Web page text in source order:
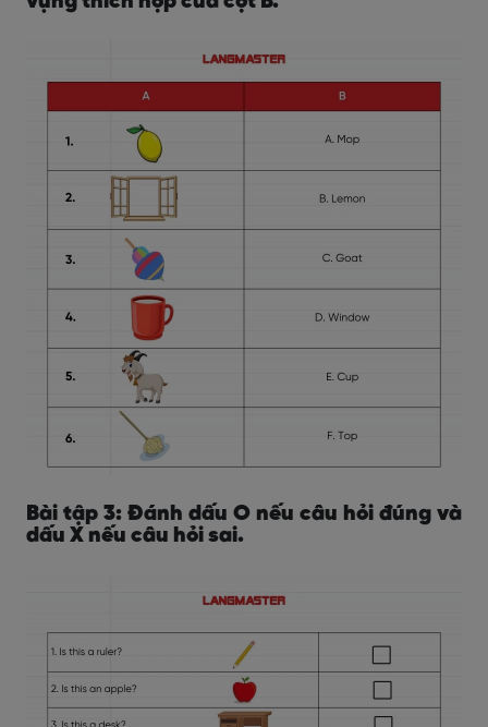
Bài tập 3: Đánh dấu O nếu câu hỏi đúng và
dấu X nếu câu hỏi sai.